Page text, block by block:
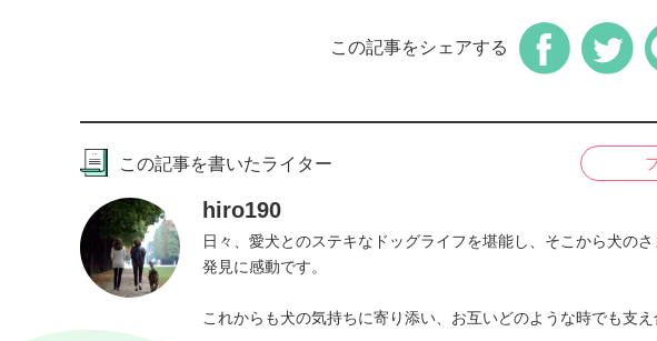
この記事をシェアする
この記事を書いたライター
hiro190
日々、愛犬とのステキなドッグライフを堪能し、そこから犬の
発見に感動です。
これからも犬の気持ちに寄り添い、お互いどのような時でも支